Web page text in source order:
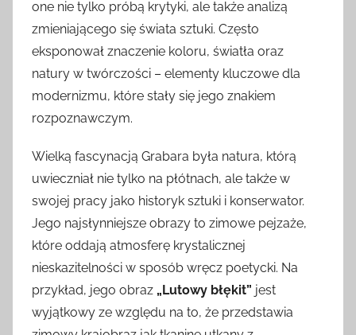
one nie tylko próbą krytyki, ale także analizą
zmieniającego się świata sztuki. Często
eksponował znaczenie koloru, światła oraz
natury w twórczości – elementy kluczowe dla
modernizmu, które stały się jego znakiem
rozpoznawczym.
Wielką fascynacją Grabara była natura, którą
uwieczniał nie tylko na płótnach, ale także w
swojej pracy jako historyk sztuki i konserwator.
Jego najsłynniejsze obrazy to zimowe pejzaże,
które oddają atmosferę krystalicznej
nieskazitelności w sposób wręcz poetycki. Na
przykład, jego obraz „Lutowy błękit” jest
wyjątkowy ze względu na to, że przedstawia